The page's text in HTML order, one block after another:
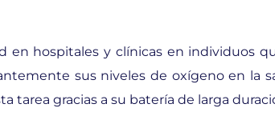
en hospitales y clínicas en individuos
sus niveles de oxígeno en la
tarea gracias a su batería de larga